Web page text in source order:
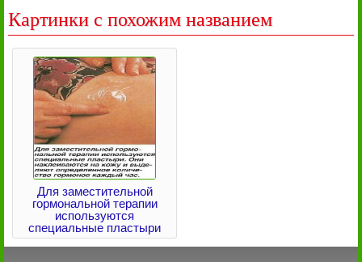
Картинки с похожим названием
Для заместительной
гормональной терапии
используются
специальные пластыри